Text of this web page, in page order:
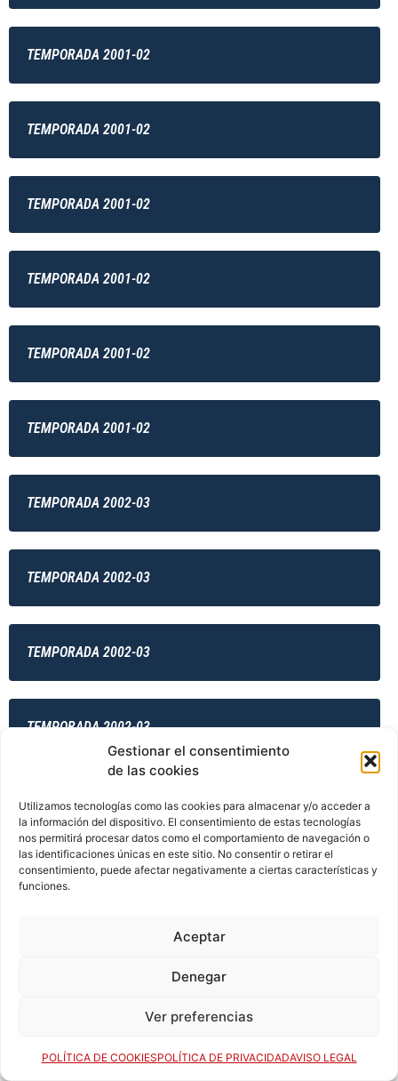
Gestionar el consentimiento
de las cookies
Utilizamos tecnologías como las cookies para almacenar y/o acceder a
la información del dispositivo. El consentimiento de estas tecnologías
nos permitirá procesar datos como el comportamiento de navegación o
las identificaciones únicas en este sitio. No consentir o retirar el
consentimiento, puede afectar negativamente a ciertas características y
funciones.
Aceptar
Denegar
Ver preferencias
POLÍTICA DE COOKIESPOLÍTICA DE PRIVACIDADAVISO LEGAL
TEMPORADA 2001-02
TEMPORADA 2001-02
TEMPORADA 2001-02
TEMPORADA 2001-02
TEMPORADA 2001-02
TEMPORADA 2001-02
TEMPORADA 2002-03
TEMPORADA 2002-03
TEMPORADA 2002-03
TEMPORADA 2002-03
TEMPORADA 2003-04
TEMPORADA 2003-04
TEMPORADA 2003-04